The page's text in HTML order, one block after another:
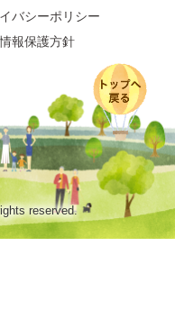
バシーポリシー
報保護方針
reserved.